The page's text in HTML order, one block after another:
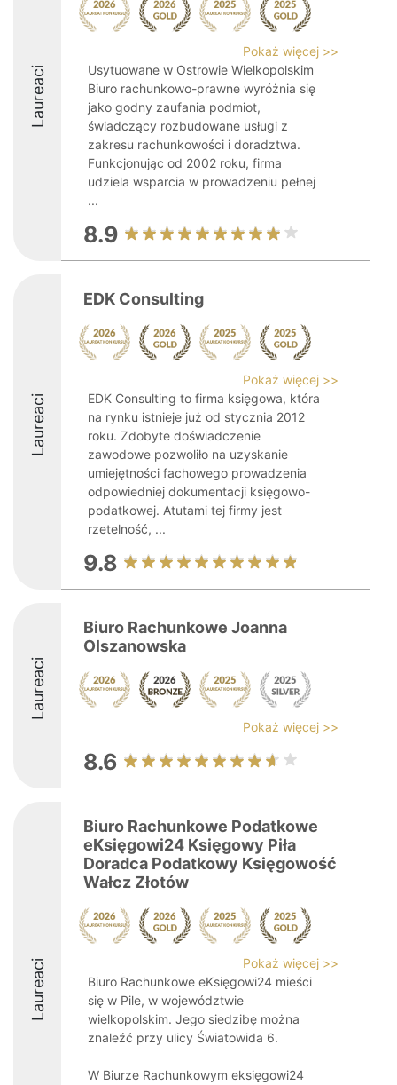
Laureaci
Pokaż więcej >>
Usytuowane w Ostrowie Wielkopolskim
Biuro rachunkowo-prawne wyróżnia się
jako godny zaufania podmiot,
świadczący rozbudowane usługi z
zakresu rachunkowości i doradztwa.
Funkcjonując od 2002 roku, firma
udziela wsparcia w prowadzeniu pełnej
...
8.9
Laureaci
EDK Consulting
Pokaż więcej >>
EDK Consulting to firma księgowa, która
na rynku istnieje już od stycznia 2012
roku. Zdobyte doświadczenie
zawodowe pozwoliło na uzyskanie
umiejętności fachowego prowadzenia
odpowiedniej dokumentacji księgowo-
podatkowej. Atutami tej firmy jest
rzetelność, ...
9.8
Laureaci
Biuro Rachunkowe Joanna
Olszanowska
Pokaż więcej >>
8.6
Laureaci
Biuro Rachunkowe Podatkowe
eKsięgowi24 Księgowy Piła
Doradca Podatkowy Księgowość
Wałcz Złotów
Pokaż więcej >>
Biuro Rachunkowe eKsięgowi24 mieści
się w Pile, w województwie
wielkopolskim. Jego siedzibę można
znaleźć przy ulicy Światowida 6.
W Biurze Rachunkowym eksięgowi24